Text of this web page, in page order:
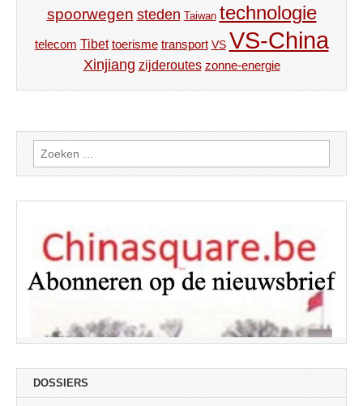
spoorwegen steden Taiwan technologie
telecom Tibet toerisme transport VS VS-China
Xinjiang zijderoutes zonne-energie
Zoeken
naar:
DOSSIERS